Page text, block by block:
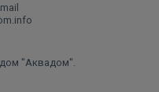
"Аквадом".